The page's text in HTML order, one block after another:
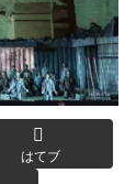
はてブ